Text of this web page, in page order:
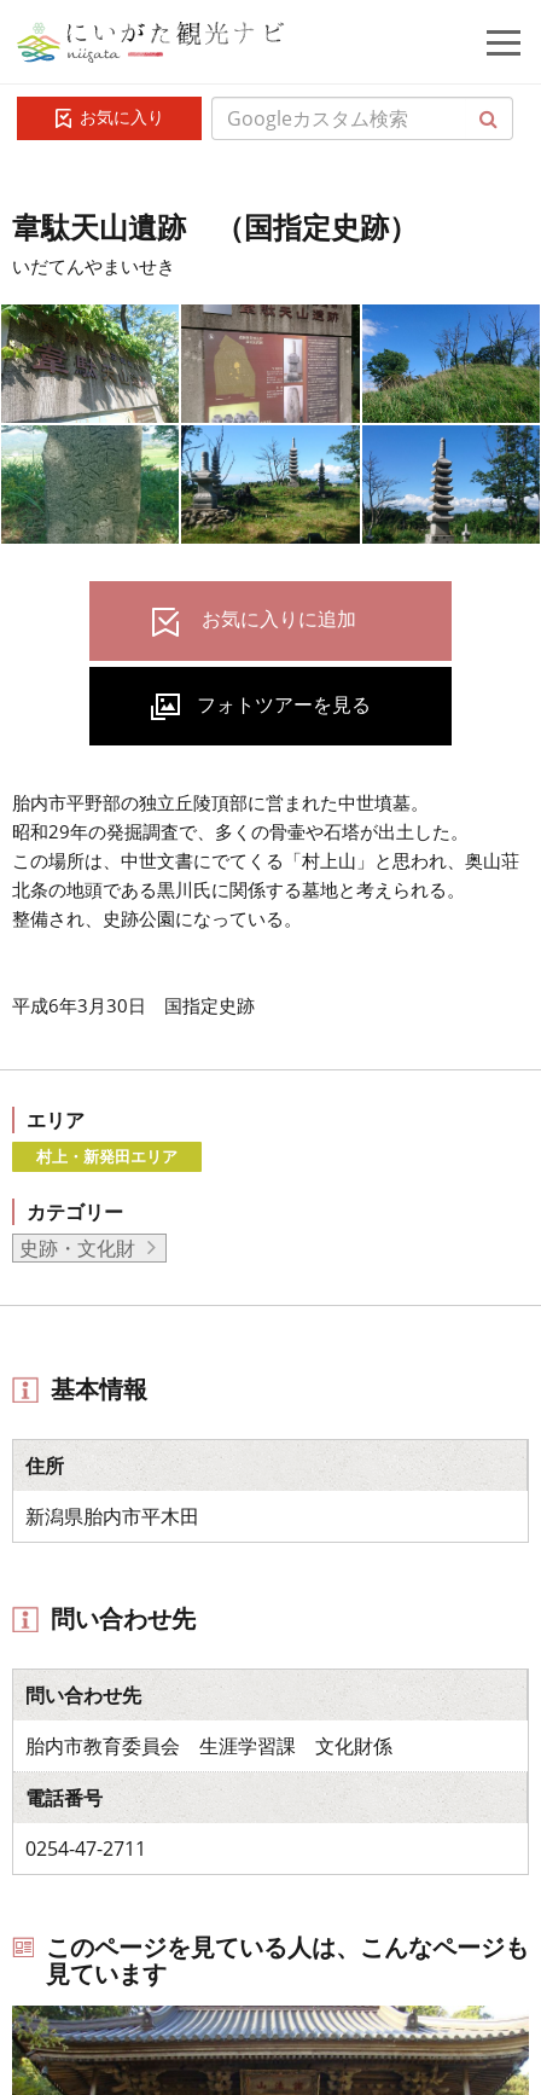
お気に入り
韋駄天山遺跡 （国指定史跡）
いだてんやまいせき
胎内市平野部の独立丘陵頂部に営まれた中世墳墓。
昭和29年の発掘調査で、多くの骨壷や石塔が出土した。
この場所は、中世文書にでてくる「村上山」と思われ、奥山荘
北条の地頭である黒川氏に関係する墓地と考えられる。
整備され、史跡公園になっている。
平成6年3月30日 国指定史跡
エリア
村上・新発田エリア
カテゴリー
史跡・文化財
基本情報
住所
新潟県胎内市平木田
問い合わせ先
問い合わせ先
胎内市教育委員会 生涯学習課 文化財係
電話番号
0254-47-2711
このページを見ている人は、こんなページも
見ています